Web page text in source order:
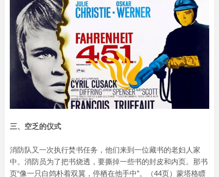
三、空乏的仪式
消防队又一次执行焚书任务，他们来到一位藏书的老妇人家
中。消防员为了把书烧透，要撕掉一些书的封皮和内页。那书
页“像一只白鸽朴着双翼，停栖在他手中”。（44页）蒙塔格瞟